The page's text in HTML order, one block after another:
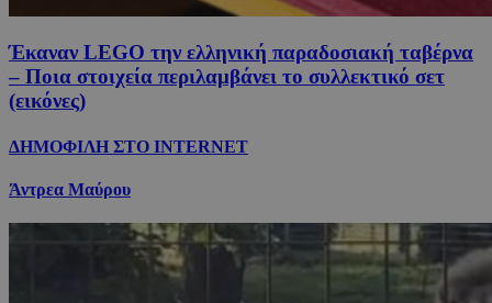
Έκαναν LEGO την ελληνική παραδοσιακή ταβέρνα
– Ποια στοιχεία περιλαμβάνει το συλλεκτικό σετ
(εικόνες)
ΔΗΜΟΦΙΛΗ ΣΤΟ INTERNET
Άντρεα Μαύρου